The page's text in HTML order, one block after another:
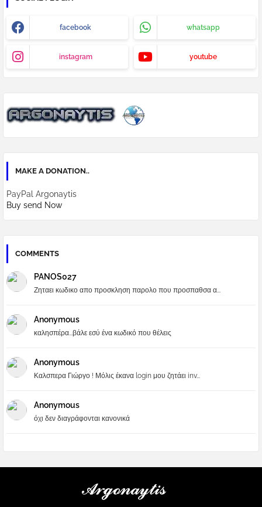
facebook whatsapp
instagram youtube
MAKE A DONATION..
PayPal Argonaytis
Buy send Now
COMMENTS
PANOS027
Ζηταει κωδικο απο προσκληση παρολο που προσπαθσα α...
Anonymous
καλησπέρα...βάλε εσύ ένα κωδικό που θέλεις
Anonymous
Καλσπερα Γιώργο ! Μόλις έκανα login μου ζητάει inv...
Anonymous
όχι δεν διαγράφονται κανονικά